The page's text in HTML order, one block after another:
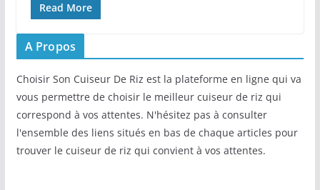
Read More
A Propos
Choisir Son Cuiseur De Riz est la plateforme en ligne qui va
vous permettre de choisir le meilleur cuiseur de riz qui
correspond à vos attentes. N'hésitez pas à consulter
l'ensemble des liens situés en bas de chaque articles pour
trouver le cuiseur de riz qui convient à vos attentes.